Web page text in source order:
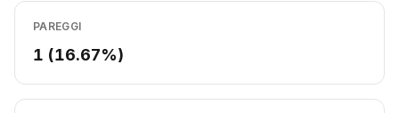
PAREGGI
1 (16.67%)